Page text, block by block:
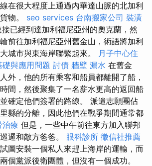
在很大程度上通過內華達山脈的北加利
物。 seo services 台南搬家公司 裝潢
已經到達加利福尼亞州的奧克蘭，然
前往加利福尼亞州舊金山，術語將加利
城市與東海岸聯繫起來。 月子中心住
礎與應用問題 討債 牆壁 漏水 在舊金
外，他的所有乘客和船員都離開了船，
間，然後聚集了一名薪水更高的返回船
確定他們簽署的路線。 派遣志願團佔
縣的分離，因此他們在戰爭期間通常都
治療 但是，一些中午前往東方加入聯邦
邏和敵方爸爸。 眼科診所 徵信社推薦
圖安裝一個私人來趕上海岸的運輸，而
個黨派後衛團體，但沒有一個成功。